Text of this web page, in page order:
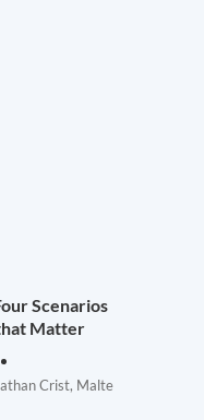
Scenarios
Matter
Crist, Malte